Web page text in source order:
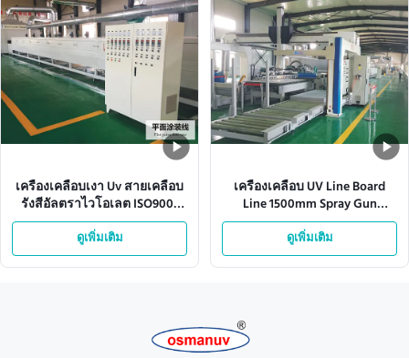
เครื่องเคลือบเงา Uv สายเคลือบ
รังสีอัลตราไวโอเลต ISO9001
L10000mm
ดูเพิ่มเติม
เครื่องเคลือบ UV Line Board
Line 1500mm Spray Gun
380VAC
ดูเพิ่มเติม